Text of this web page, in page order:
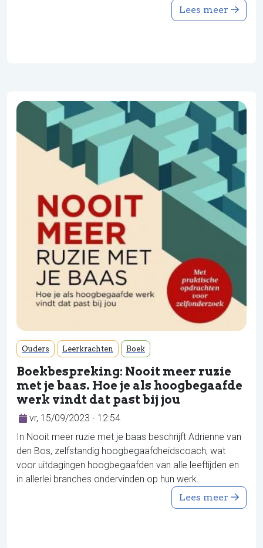
Lees meer
Ouders Leerkrachten Boek
Boekbespreking: Nooit meer ruzie
met je baas. Hoe je als hoogbegaafde
werk vindt dat past bij jou
vr, 15/09/2023 - 12:54
In Nooit meer ruzie met je baas beschrijft Adrienne van
den Bos, zelfstandig hoogbegaafdheidscoach, wat
voor uitdagingen hoogbegaafden van alle leeftijden en
in allerlei branches ondervinden op hun werk.
Lees meer